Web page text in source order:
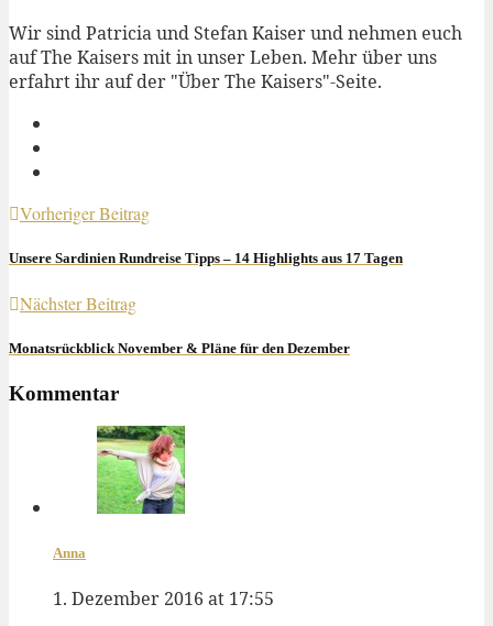
Wir sind Patricia und Stefan Kaiser und nehmen euch
auf The Kaisers mit in unser Leben. Mehr über uns
erfahrt ihr auf der "Über The Kaisers"-Seite.
Vorheriger Beitrag
Unsere Sardinien Rundreise Tipps – 14 Highlights aus 17 Tagen
Nächster Beitrag
Monatsrückblick November & Pläne für den Dezember
Kommentar
Anna
1. Dezember 2016 at 17:55